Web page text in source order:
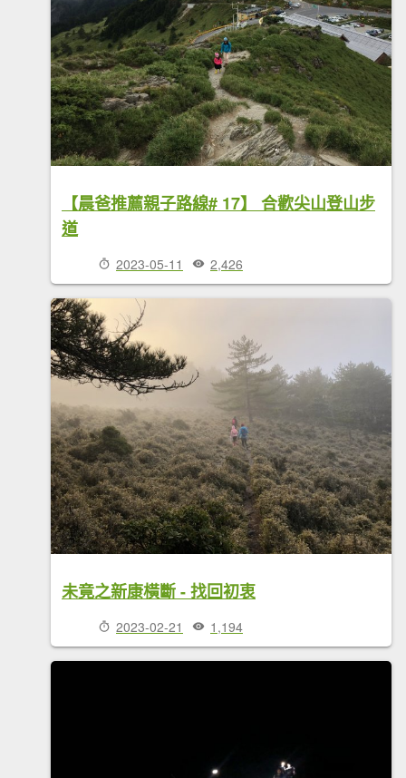
【晨爸推薦親子路線# 17】 合歡尖山登山步
道
2023-05-11 2,426
未竟之新康橫斷 - 找回初衷
2023-02-21 1,194